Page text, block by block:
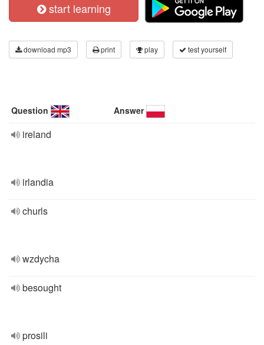
start learning
download mp3 print play test yourself
Question Answer
ireland
irlandia
churls
wzdycha
besought
prosili